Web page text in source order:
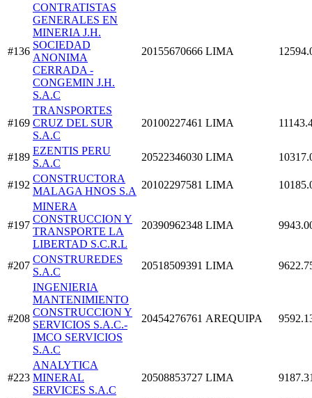
#136
CONTRATISTAS
GENERALES EN
MINERIA J.H.
SOCIEDAD
ANONIMA
CERRADA -
CONGEMIN J.H.
S.A.C
20155670666 LIMA
#169
TRANSPORTES
CRUZ DEL SUR
S.A.C
20100227461 LIMA
#189
EZENTIS PERU
S.A.C
20522346030 LIMA
#192
CONSTRUCTORA
MALAGA HNOS S.A
20102297581 LIMA
#197
MINERA
CONSTRUCCION Y
TRANSPORTE LA
LIBERTAD S.C.R.L
20390962348 LIMA
#207
CONSTRUREDES
S.A.C
20518509391 LIMA
#208
INGENIERIA
MANTENIMIENTO
CONSTRUCCION Y
SERVICIOS S.A.C.-
IMCO SERVICIOS
S.A.C
20454276761 AREQUIPA
#223
ANALYTICA
MINERAL
SERVICES S.A.C
20508853727 LIMA